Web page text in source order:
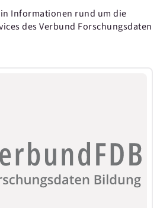
Informationen rund um die
des Verbund Forschungsdaten